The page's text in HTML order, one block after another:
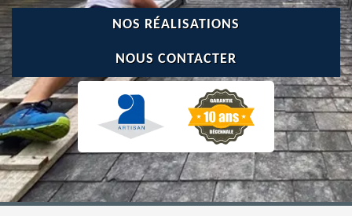
NOS RÉALISATIONS
NOUS CONTACTER